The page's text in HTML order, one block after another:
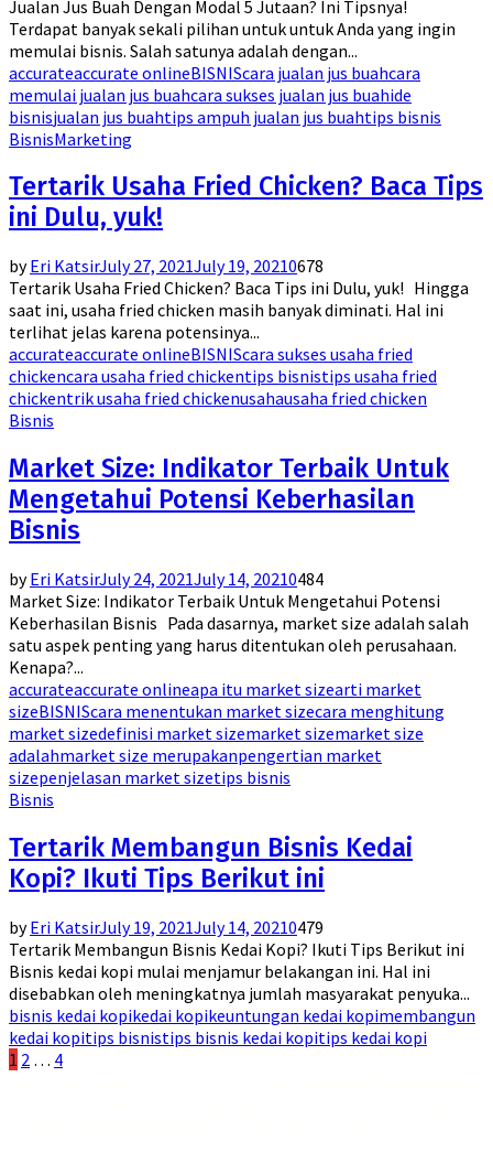
Jualan Jus Buah Dengan Modal 5 Jutaan? Ini Tipsnya!
Terdapat banyak sekali pilihan untuk untuk Anda yang ingin
memulai bisnis. Salah satunya adalah dengan...
accurateaccurate onlineBISNIScara jualan jus buahcara
memulai jualan jus buahcara sukses jualan jus buahide
bisnisjualan jus buahtips ampuh jualan jus buahtips bisnis
BisnisMarketing
Tertarik Usaha Fried Chicken? Baca Tips
ini Dulu, yuk!
byEri KatsirJuly 27, 2021July 19, 20210678
Tertarik Usaha Fried Chicken? Baca Tips ini Dulu, yuk! Hingga
saat ini, usaha fried chicken masih banyak diminati. Hal ini
terlihat jelas karena potensinya...
accurateaccurate onlineBISNIScara sukses usaha fried
chickencara usaha fried chickentips bisnistips usaha fried
chickentrik usaha fried chickenusahausaha fried chicken
Bisnis
Market Size: Indikator Terbaik Untuk
Mengetahui Potensi Keberhasilan
Bisnis
byEri KatsirJuly 24, 2021July 14, 20210484
Market Size: Indikator Terbaik Untuk Mengetahui Potensi
Keberhasilan Bisnis Pada dasarnya, market size adalah salah
satu aspek penting yang harus ditentukan oleh perusahaan.
Kenapa?...
accurateaccurate onlineapa itu market sizearti market
sizeBISNIScara menentukan market sizecara menghitung
market sizedefinisi market sizemarket sizemarket size
adalahmarket size merupakanpengertian market
sizepenjelasan market sizetips bisnis
Bisnis
Tertarik Membangun Bisnis Kedai
Kopi? Ikuti Tips Berikut ini
byEri KatsirJuly 19, 2021July 14, 20210479
Tertarik Membangun Bisnis Kedai Kopi? Ikuti Tips Berikut ini
Bisnis kedai kopi mulai menjamur belakangan ini. Hal ini
disebabkan oleh meningkatnya jumlah masyarakat penyuka...
bisnis kedai kopikedai kopikeuntungan kedai kopimembangun
kedai kopitips bisnistips bisnis kedai kopitips kedai kopi
Posts
1 2 … 4